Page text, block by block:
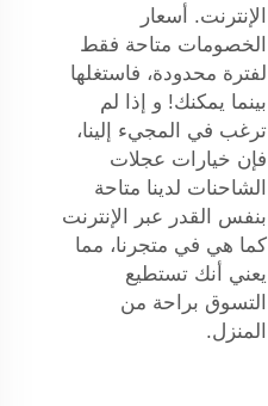
الإنترنت. أسعار
الخصومات متاحة فقط
لفترة محدودة، فاستغلها
بينما يمكنك! و إذا لم
ترغب في المجيء إلينا،
فإن خيارات عجلات
الشاحنات لدينا متاحة
بنفس القدر عبر الإنترنت
كما هي في متجرنا، مما
يعني أنك تستطيع
التسوق براحة من
المنزل.